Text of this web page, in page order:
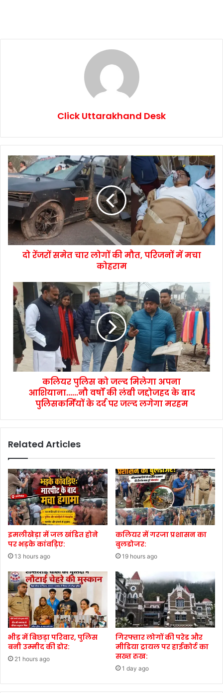
Click Uttarakhand Desk
दो रेंजरों समेत चार लोगों की मौत, परिजनों में मचा
कोहराम
कलियर पुलिस को जल्द मिलेगा अपना
आशियाना......नौ वर्षों की लंबी जद्दोजहद के बाद
पुलिसकर्मियों के दर्द पर जल्द लगेगा मरहम
Related Articles
इमलीखेड़ा में जल खंडित होने
पर भड़के कांवड़िए:
13 hours ago
कलियर में गरजा प्रशासन का
बुलडोजर:
19 hours ago
भीड़ में बिछड़ा परिवार, पुलिस
बनी उम्मीद की डोर:
21 hours ago
गिरफ्तार लोगों की परेड और
मीडिया ट्रायल पर हाईकोर्ट का
सख्त रुख:
1 day ago